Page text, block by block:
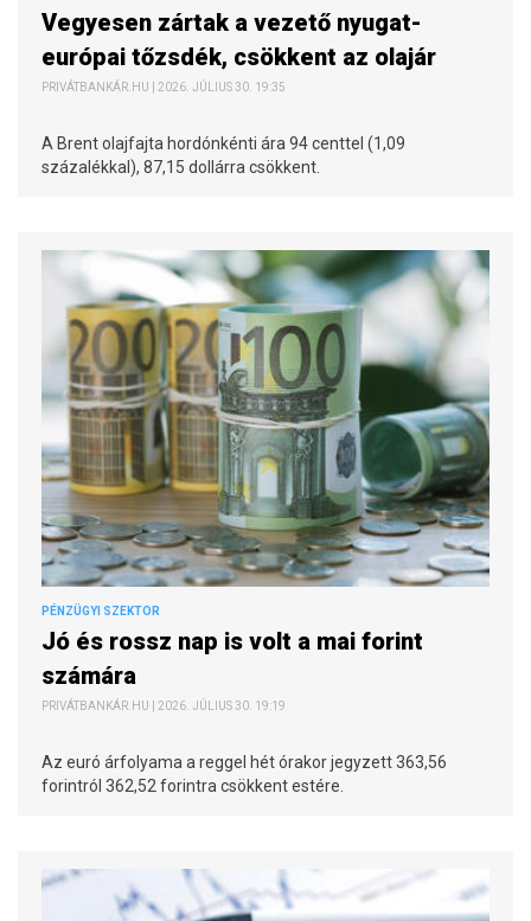
Vegyesen zártak a vezető nyugat-
európai tőzsdék, csökkent az olajár
PRIVÁTBANKÁR.HU | 2026. JÚLIUS 30. 19:35
A Brent olajfajta hordónkénti ára 94 centtel (1,09
százalékkal), 87,15 dollárra csökkent.
PÉNZÜGYI SZEKTOR
Jó és rossz nap is volt a mai forint
számára
PRIVÁTBANKÁR.HU | 2026. JÚLIUS 30. 19:19
Az euró árfolyama a reggel hét órakor jegyzett 363,56
forintról 362,52 forintra csökkent estére.